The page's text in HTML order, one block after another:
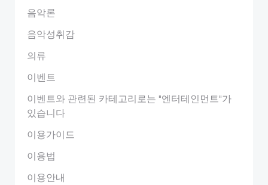
음악론
음악성취감
의류
이벤트
이벤트와 관련된 카테고리로는 "엔터테인먼트"가
있습니다
이용가이드
이용법
이용안내